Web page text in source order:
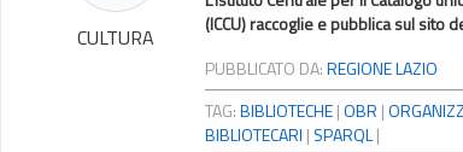
CULTURA
(ICCU) raccoglie e pubblica sul sito
PUBBLICATO DA:REGIONE LAZIO
TAG:BIBLIOTECHE |OBR |
BIBLIOTECARI | SPARQL |